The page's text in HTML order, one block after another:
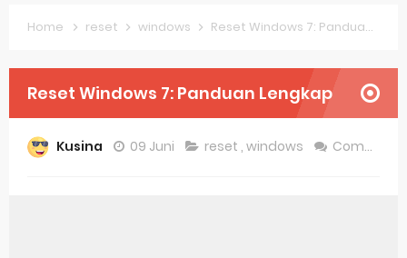
Harga Laptop Acer Windows 10
Keytweak Windows 10
Home reset windows Reset Windows 7: Panduan Lengkap
Reset Windows 7: Panduan Lengkap
Kusina 09 Juni reset , windows Comment